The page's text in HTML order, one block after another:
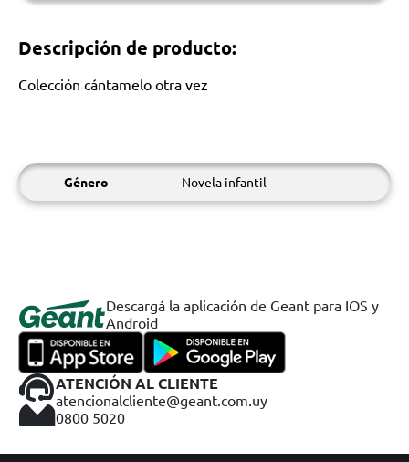
Descripción de producto:
Colección cántamelo otra vez
Género Novela infantil
Descargá la aplicación de Geant para IOS y
Android
ATENCIÓN AL CLIENTE
atencionalcliente@geant.com.uy
0800 5020